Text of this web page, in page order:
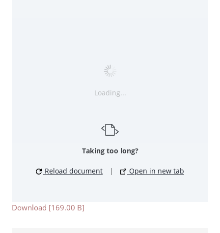
Loading...
Taking too long?
Reload document | Open in new tab
Download [169.00 B]